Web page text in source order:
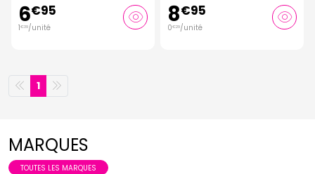
6€95
1€39/unité 8€95
0€29/unité
1
MARQUES
TOUTES LES MARQUES